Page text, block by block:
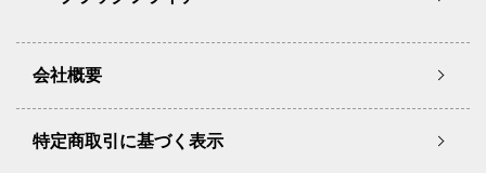
会社概要
特定商取引に基づく表示